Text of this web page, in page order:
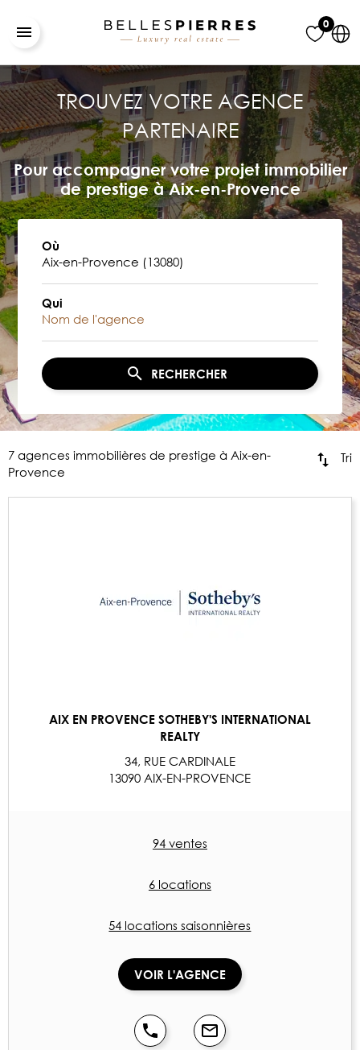
0
TROUVEZ VOTRE AGENCE
PARTENAIRE
Pour accompagner votre projet immobilier
de prestige à Aix-en-Provence
Où
Qui
RECHERCHER
7 agences immobilières de prestige à Aix-en-
Provence
Tri
AIX EN PROVENCE SOTHEBY'S INTERNATIONAL
REALTY
34, RUE CARDINALE
13090 AIX-EN-PROVENCE
94 ventes
6 locations
54 locations saisonnières
VOIR L'AGENCE